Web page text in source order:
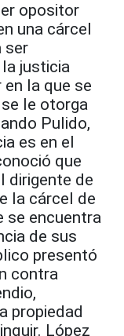
opositor
una cárcel
ser
justicia
en la que se
le otorga
Pulido,
es en el
que
dirigente de
la cárcel de
se encuentra
de sus
presentó
contra
propiedad
López